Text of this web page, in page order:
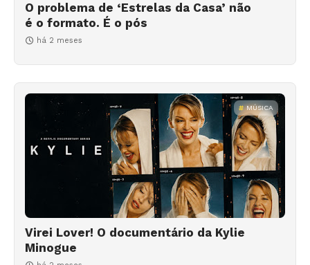
O problema de ‘Estrelas da Casa’ não
é o formato. É o pós
há 2 meses
MÚSICA
Virei Lover! O documentário da Kylie
Minogue